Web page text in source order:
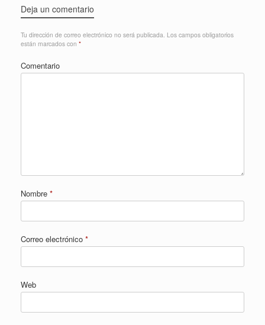
Deja un comentario
Tu dirección de correo electrónico no será publicada. Los campos obligatorios
están marcados con *
Comentario
Nombre *
Correo electrónico *
Web